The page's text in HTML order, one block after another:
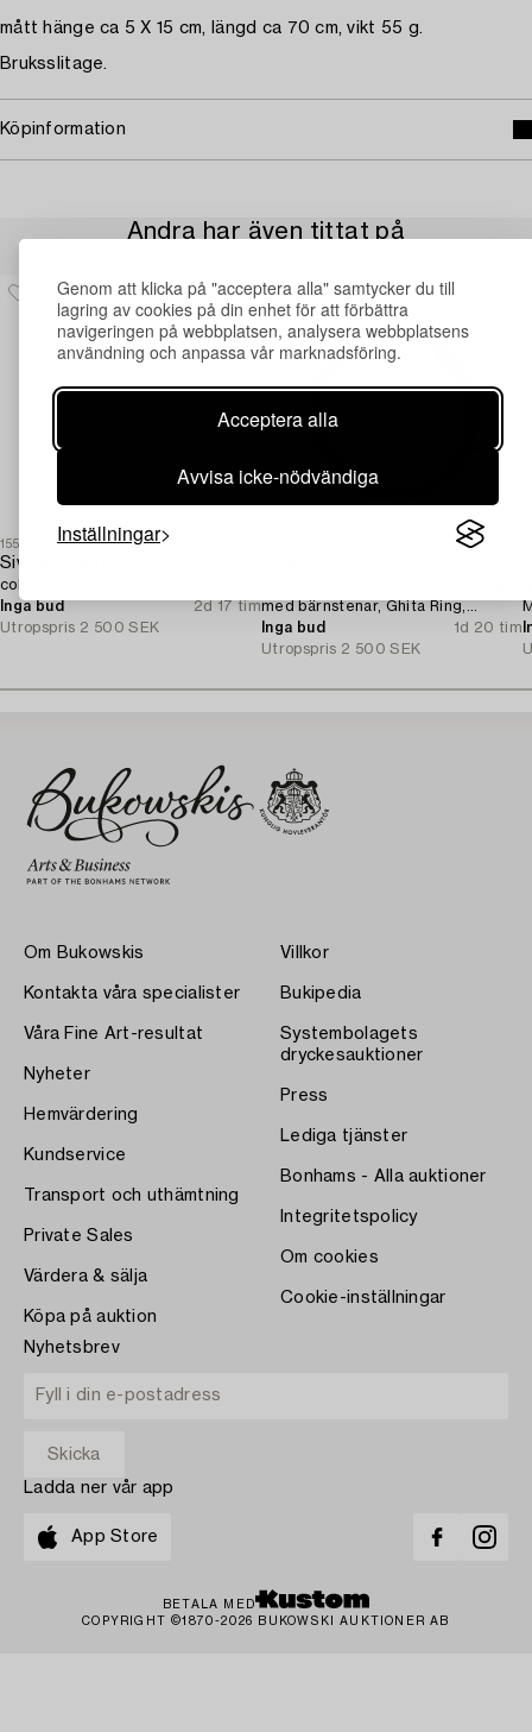
Genom att klicka på "acceptera alla" samtycker du till
lagring av cookies på din enhet för att förbättra
navigeringen på webbplatsen, analysera webbplatsens
användning och anpassa vår marknadsföring.
Acceptera alla
Avvisa icke-nödvändiga
Inställningar
mått hänge ca 5 X 15 cm, längd ca 70 cm, vikt 55 g.
Bruksslitage.
Köpinformation
Andra har även tittat på
1553685
Siv Lagerström,
collier mässing.
Inga bud
2d 17 tim
Utropspris 2 500 SEK
med bärnstenar, Ghita Ring,
Danmark.
Inga bud
1d 20 tim
Utropspris 2 500 SEK
Om Bukowskis
Kontakta våra specialister
Våra Fine Art-resultat
Nyheter
Hemvärdering
Kundservice
Transport och uthämtning
Private Sales
Värdera & sälja
Köpa på auktion
Villkor
Bukipedia
Systembolagets
dryckesauktioner
Press
Lediga tjänster
Bonhams - Alla auktioner
Integritetspolicy
Om cookies
Cookie-inställningar
Nyhetsbrev
Ladda ner vår app
App Store
BETALA MED
COPYRIGHT ©1870-2026 BUKOWSKI AUKTIONER AB